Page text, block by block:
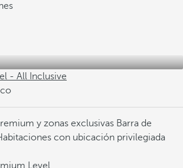
- All Inclusive
y zonas exclusivas Barra de
con ubicación privilegiada
Level